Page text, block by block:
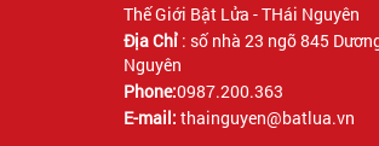
Thế Giới Bật Lửa - THái Nguyên
Địa Chỉ : số nhà 23 ngõ 845
Nguyên
Phone:0987.200.363
E-mail: thainguyen@batlua.vn